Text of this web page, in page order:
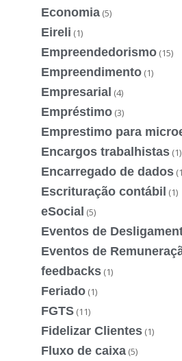
Economia (5)
Eireli (1)
Empreendedorismo (15)
Empreendimento (1)
Empresarial (4)
Empréstimo (3)
Emprestimo para
Encargos trabalhistas (1)
Encarregado de dados
Escrituração contábil (1)
eSocial (5)
Eventos de
Eventos de
feedbacks (1)
Feriado (1)
FGTS (11)
Fidelizar Clientes (1)
Fluxo de caixa (5)